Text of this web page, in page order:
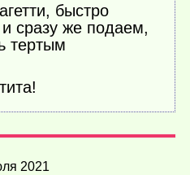
быстро
сразу же подаем,
тертым
2021